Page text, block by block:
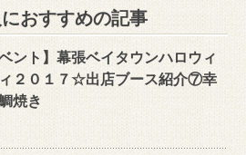
おすすめの記事
ベント】幕張ベイタウンハロウィ
２０１７☆出店ブース紹介⑦幸
焼き